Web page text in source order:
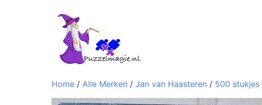
Home / Alle Merken / Jan van Haasteren / 500 stukjes